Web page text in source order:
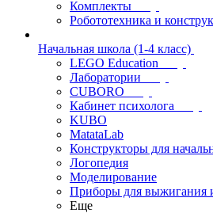
Комплекты
Робототехника и
Начальная школа (1-4 класс)
LEGO Education
Лаборатории
CUBORO
Кабинет психолога
KUBO
MatataLab
Конструкторы для
Логопедия
Моделирование
Приборы для выжигания
Еще